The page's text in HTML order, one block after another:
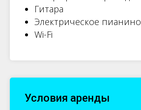
Гитара
Электрическое пианино
Wi-Fi
Условия аренды